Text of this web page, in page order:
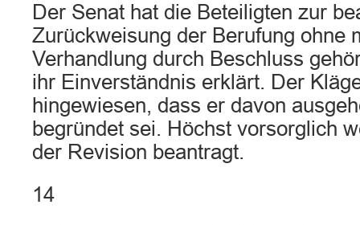
Der Senat hat die Beteiligten zur
Zurückweisung der Berufung ohne
Verhandlung durch Beschluss
ihr Einverständnis erklärt. Der
hingewiesen, dass er davon
begründet sei. Höchst vorsorglich
der Revision beantragt.
14